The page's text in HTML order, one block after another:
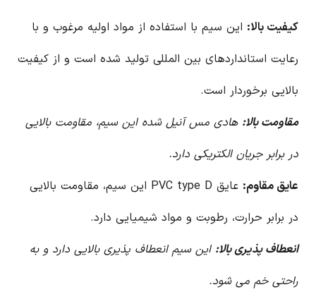
کیفیت بالا: این سیم با استفاده از مواد اولیه مرغوب و با
رعایت استانداردهای بین المللی تولید شده است و از کیفیت
بالایی برخوردار است.
مقاومت بالا: هادی مس آنیل شده این سیم، مقاومت بالایی
در برابر جریان الکتریکی دارد.
عایق مقاوم:
عایق PVC type D این سیم، مقاومت بالایی
در برابر حرارت، رطوبت و مواد شیمیایی دارد.
انعطاف پذیری بالا: این سیم انعطاف پذیری بالایی دارد و به
راحتی خم می شود.